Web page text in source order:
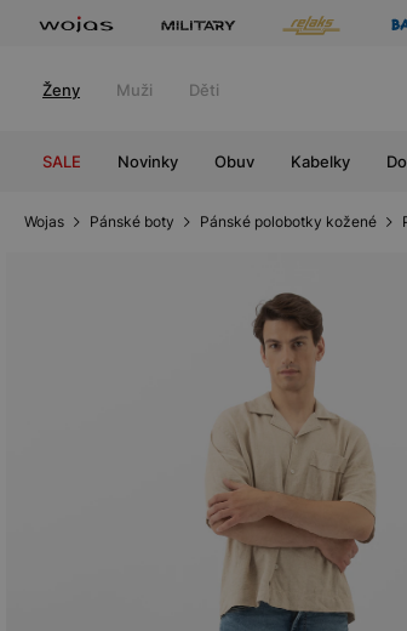
Ženy Muži Děti
SALE Novinky Obuv Kabelky
Wojas Pánské boty Pánské polobotky kožené